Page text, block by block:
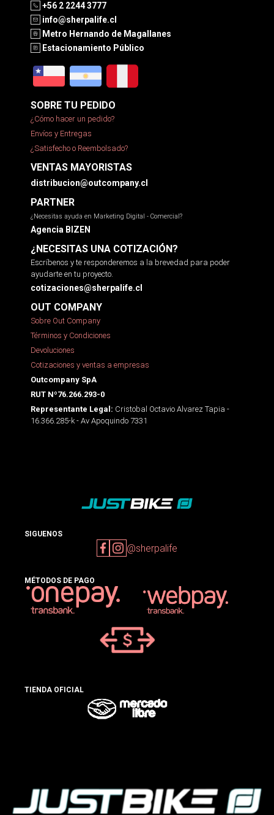
+56 2 2244 3777
info@sherpalife.cl
Metro Hernando de Magallanes
Estacionamiento Público
SOBRE TU PEDIDO
¿Cómo hacer un pedido?
Envíos y Entregas
¿Satisfecho o Reembolsado?
VENTAS MAYORISTAS
distribucion@outcompany.cl
PARTNER
¿Necesitas ayuda en Marketing Digital - Comercial?
Agencia BIZEN
¿NECESITAS UNA COTIZACIÓN?
Escríbenos y te responderemos a la brevedad para poder
ayudarte en tu proyecto.
cotizaciones@sherpalife.cl
OUT COMPANY
Sobre Out Company
Términos y Condiciones
Devoluciones
Cotizaciones y ventas a empresas
Outcompany SpA
RUT Nº76.266.293-0
Representante Legal: Cristobal Octavio Alvarez Tapia -
16.366.285-k - Av Apoquindo 7331
SIGUENOS
@sherpalife
MÉTODOS DE PAGO
TIENDA OFICIAL